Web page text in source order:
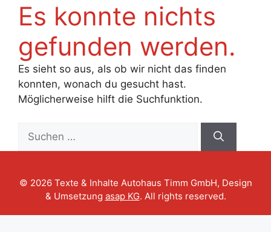
Es konnte nichts
gefunden werden.
Es sieht so aus, als ob wir nicht das finden
konnten, wonach du gesucht hast.
Möglicherweise hilft die Suchfunktion.
nach:
© 2026 Texte & Inhalte Autohaus Timm GmbH, Design
& Umsetzung asap KG. All rights reserved.